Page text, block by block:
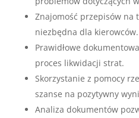
Znajomość przepisów na
niezbędna dla kierowców.
Prawidłowe
proces likwidacji strat.
Skorzystanie z pomocy
szanse na pozytywny
Analiza dokumentów